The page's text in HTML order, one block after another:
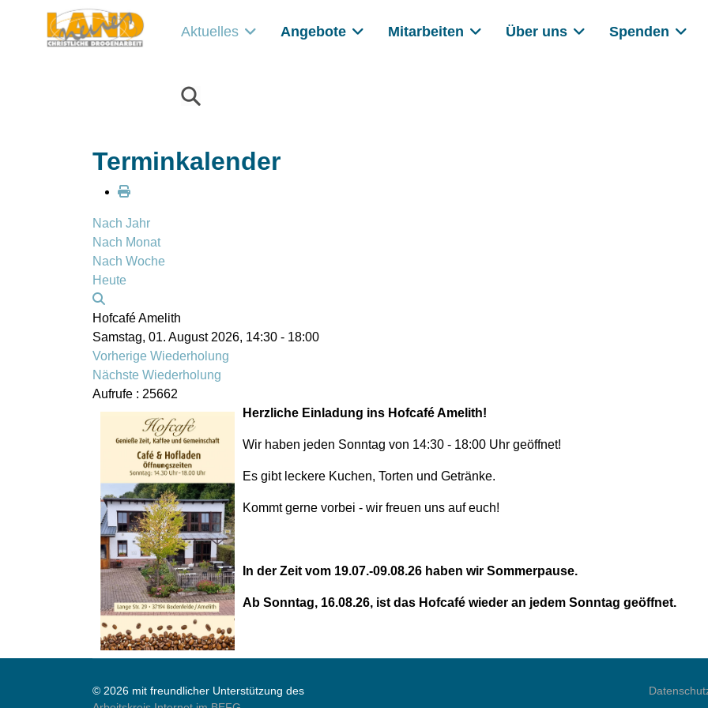
Aktuelles Angebote Mitarbeiten Über uns Spenden
Terminkalender
Nach Jahr
Nach Monat
Nach Woche
Heute
Hofcafé Amelith
Samstag, 01. August 2026, 14:30 - 18:00
Vorherige Wiederholung
Nächste Wiederholung
Aufrufe : 25662
Herzliche Einladung ins Hofcafé Amelith!
Wir haben jeden Sonntag von 14:30 - 18:00 Uhr geöffnet!
Es gibt leckere Kuchen, Torten und Getränke.
Kommt gerne vorbei - wir freuen uns auf euch!
In der Zeit vom 19.07.-09.08.26 haben wir Sommerpause.
Ab Sonntag, 16.08.26, ist das Hofcafé wieder an jedem Sonntag geöffnet.
© 2026 mit freundlicher Unterstützung des